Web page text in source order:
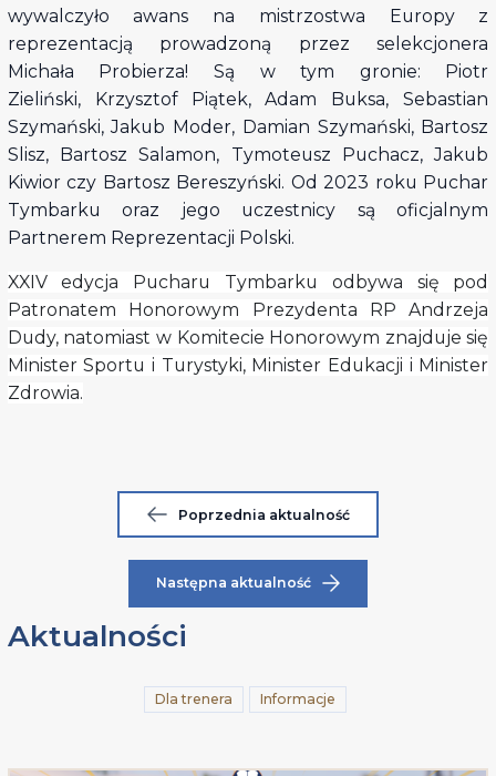
wywalczyło awans na mistrzostwa Europy z
reprezentacją prowadzoną przez selekcjonera
Michała Probierza! Są w tym gronie: Piotr
Zieliński, Krzysztof Piątek, Adam Buksa, Sebastian
Szymański, Jakub Moder, Damian Szymański, Bartosz
Slisz, Bartosz Salamon, Tymoteusz Puchacz, Jakub
Kiwior czy Bartosz Bereszyński. Od 2023 roku Puchar
Tymbarku oraz jego uczestnicy są oficjalnym
Partnerem Reprezentacji Polski.
XXIV edycja Pucharu Tymbarku odbywa się pod
Patronatem Honorowym Prezydenta RP Andrzeja
Dudy, natomiast w Komitecie Honorowym znajduje się
Minister Sportu i Turystyki, Minister Edukacji i Minister
Zdrowia.
Poprzednia aktualność
Następna aktualność
Aktualności
Dla trenera Informacje